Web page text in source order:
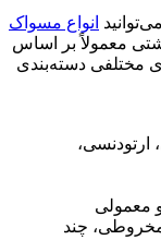
انواع مسواک
معمولاً بر اساس
مختلفی دسته‌بندی
ارتودنسی،
معمولی
چند